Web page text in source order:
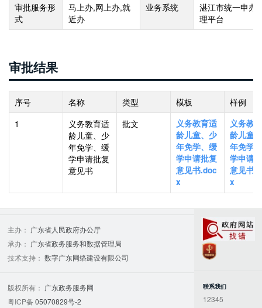
审批服务形
式
马上办,网上办,就
近办
业务系统
湛江市统一申办
理平台
审批结果
序号 名称 类型 模板
样例
1
义务教育适
龄儿童、少
年免学、缓
学申请批复
意见书
批文
义务教育适
龄儿童、少
年免学、缓
学申请批复
意见书.doc
x
义务教
龄儿童
年免学
学申请
意见书
x
联系我们
12345
主办： 广东省人民政府办公厅
承办： 广东省政务服务和数据管理局
技术支持： 数字广东网络建设有限公司
版权所有： 广东政务服务网
粤ICP备 05070829号-2